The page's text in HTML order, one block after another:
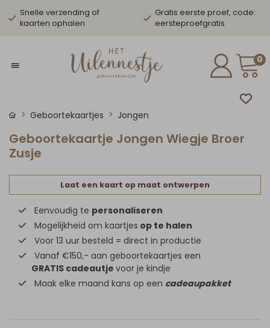
Snelle verzending of
kaarten ophalen
Gratis eerste proef, code:
eersteproefgratis
0
Geboortekaartjes Jongen
Geboortekaartje Jongen Wiegje Broer
Zusje
Laat een kaart op maat ontwerpen
Eenvoudig te personaliseren
Mogelijkheid om kaartjes op te halen
Voor 13 uur besteld = direct in productie
Vanaf €150,- aan geboortekaartjes een
GRATIS cadeautje voor je kindje
Maak elke maand kans op een cadeaupakket